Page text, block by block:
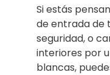
Si estás
de entrada de
seguridad, o
interiores por
blancas,